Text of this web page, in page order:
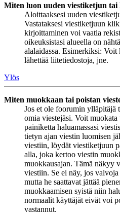
Miten luon uuden viestiketjun tai
Aloittaaksesi uuden
Vastataksesi viestiketjuun
kirjoittaminen voi vaatia
oikeuksistasi alueella on
alalaidassa. Esimerkiksi:
lähettää liitetiedostoja, jne.
Ylös
Miten muokkaan tai poistan
Jos et ole foorumin ylläpitäjä
omia viestejäsi. Voit
painiketta haluamassasi
tietyn ajan viestin luomisen
viestiin, löydät viestiketjuun
alla, joka kertoo viestin
muokkausajan. Tämä näkyy
viestiin. Se ei näy, jos
mutta he saattavat jättää
muokkaamisen syistä niin
normaalit käyttäjät eivät voi
vastannut.